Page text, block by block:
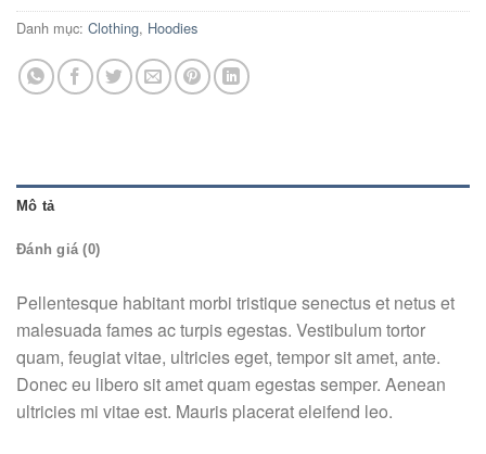
Danh mục: Clothing, Hoodies
Mô tả
Đánh giá (0)
Pellentesque habitant morbi tristique senectus et netus et
malesuada fames ac turpis egestas. Vestibulum tortor
quam, feugiat vitae, ultricies eget, tempor sit amet, ante.
Donec eu libero sit amet quam egestas semper. Aenean
ultricies mi vitae est. Mauris placerat eleifend leo.